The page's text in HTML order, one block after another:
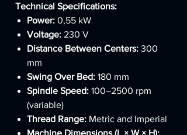
Technical Specifications:
Power: 0,55 kW
Voltage: 230 V
Distance Between Centers: 300
mm
Swing Over Bed: 180 mm
Spindle Speed: 100–2500 rpm
(variable)
Thread Range: Metric and Imperial
Machine Dimensions (L × W × H):